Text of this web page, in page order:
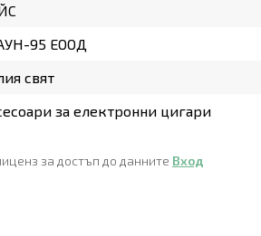
95 ЕООД
свят
за електронни цигари
за достъп до данните Вход